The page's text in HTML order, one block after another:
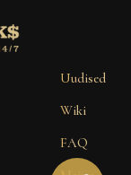
Uudised
Wiki
FAQ